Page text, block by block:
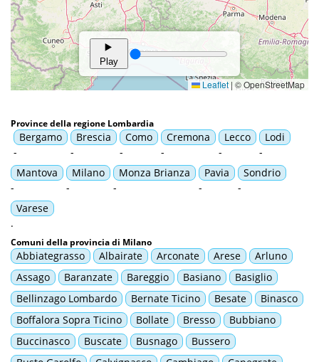
Province della regione Lombardia
Bergamo
-
Brescia
-
Como
-
Cremona
-
Lecco
-
Lodi
-
Mantova
-
Milano
-
Monza Brianza
-
Pavia
-
Sondrio
-
Varese
.
Comuni della provincia di Milano
Abbiategrasso Albairate Arconate Arese
Arluno
Assago
Baranzate Bareggio Basiano
Basiglio
Bellinzago Lombardo
Bernate Ticino Besate
Binasco
Boffalora Sopra Ticino
Bollate Bresso
Bubbiano
Buccinasco
Buscate Busnago
Bussero